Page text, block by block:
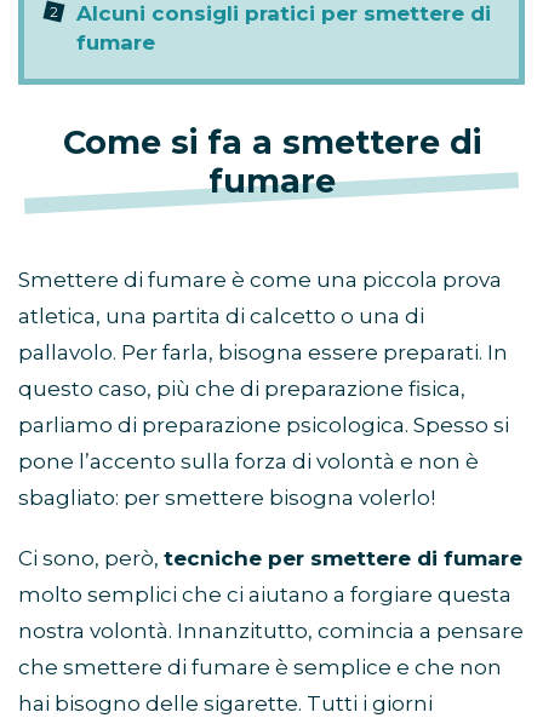
Alcuni consigli pratici per smettere di
fumare
Come si fa a smettere di
fumare
Smettere di fumare è come una piccola prova
atletica, una partita di calcetto o una di
pallavolo. Per farla, bisogna essere preparati. In
questo caso, più che di preparazione fisica,
parliamo di preparazione psicologica. Spesso si
pone l’accento sulla forza di volontà e non è
sbagliato: per smettere bisogna volerlo!
Ci sono, però, tecniche per smettere di fumare
molto semplici che ci aiutano a forgiare questa
nostra volontà. Innanzitutto, comincia a pensare
che smettere di fumare è semplice e che non
hai bisogno delle sigarette. Tutti i giorni